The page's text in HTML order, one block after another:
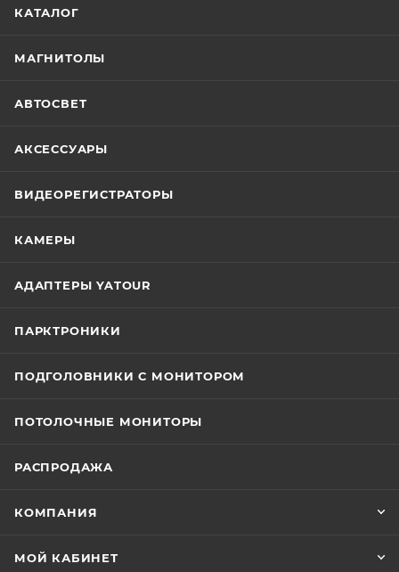
КАТАЛОГ
МАГНИТОЛЫ
АВТОСВЕТ
АКСЕССУАРЫ
ВИДЕОРЕГИСТРАТОРЫ
КАМЕРЫ
АДАПТЕРЫ YATOUR
ПАРКТРОНИКИ
ПОДГОЛОВНИКИ С МОНИТОРОМ
ПОТОЛОЧНЫЕ МОНИТОРЫ
РАСПРОДАЖА
КОМПАНИЯ
МОЙ КАБИНЕТ